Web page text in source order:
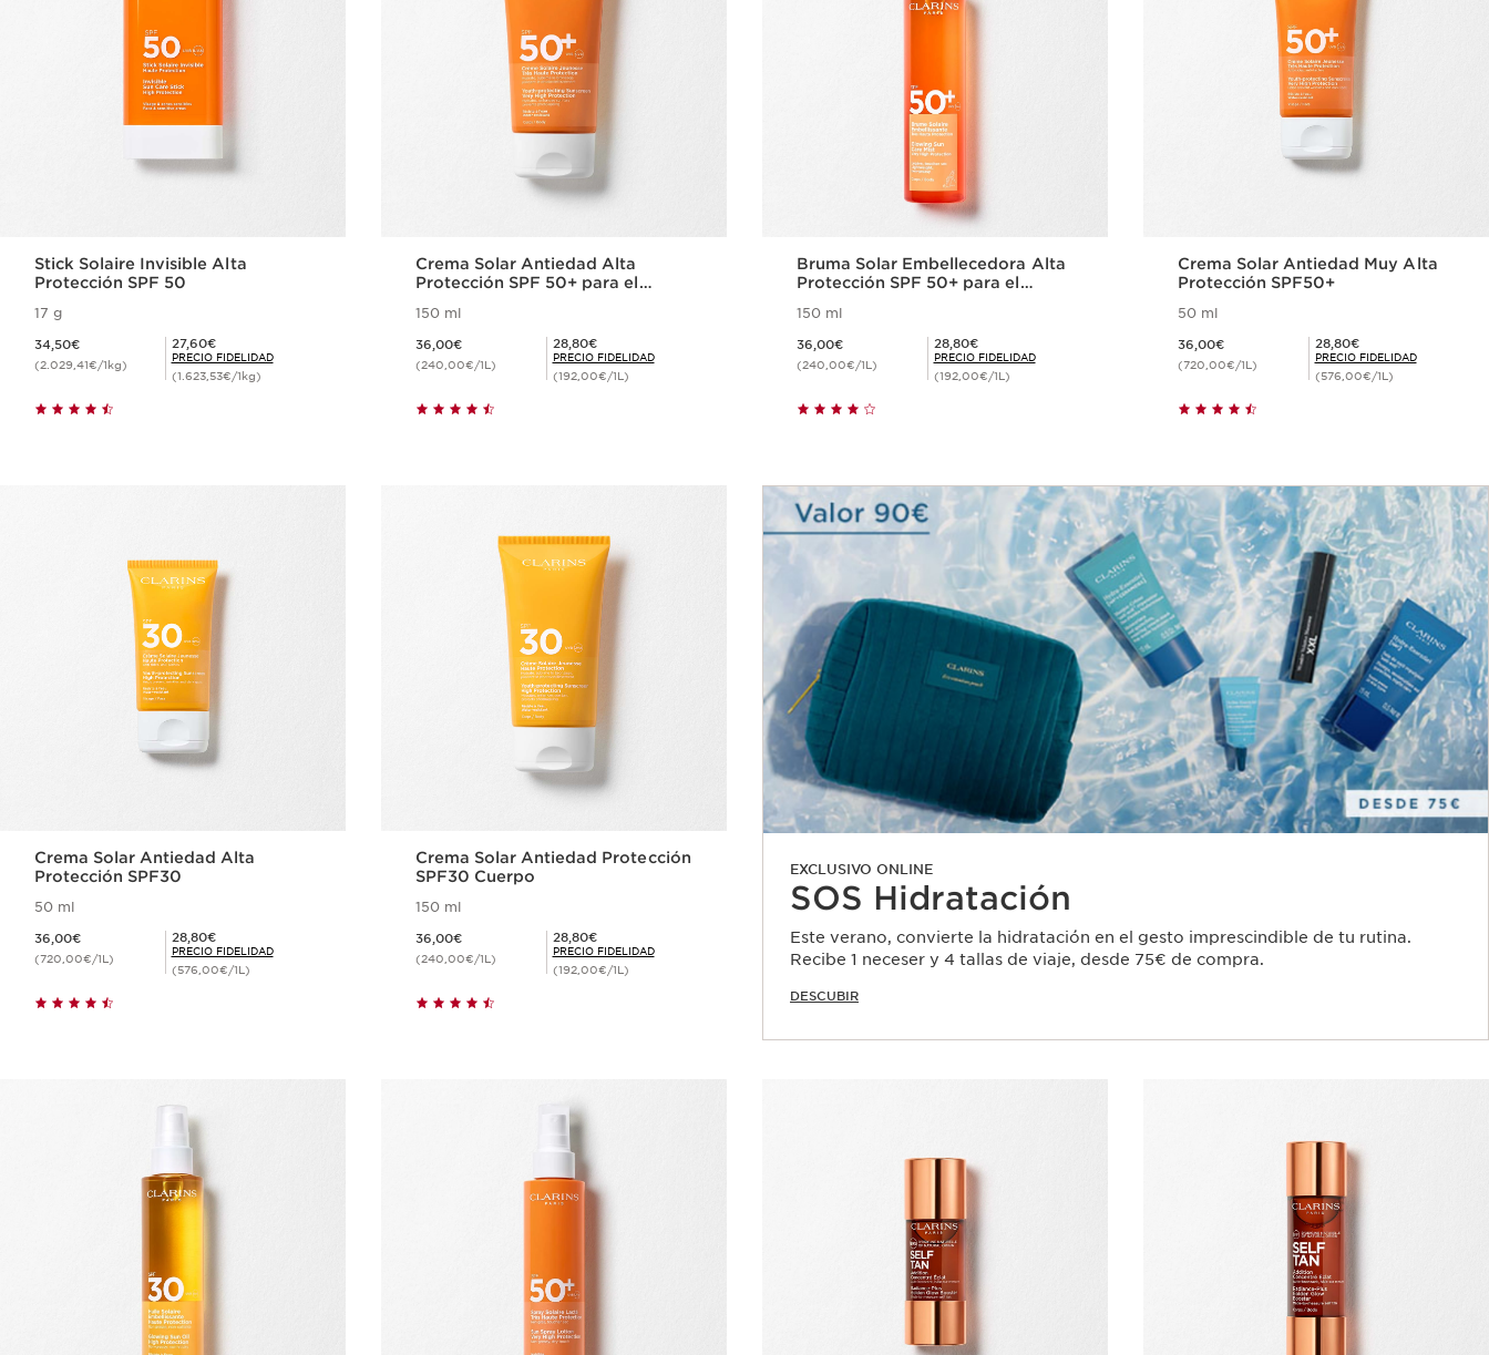
Stick Solaire Invisible Alta
Protección SPF 50
17 g
34,50€
(2.029,41€/1kg)
Precio Fidelidad 27,60€
27,60€
PRECIO FIDELIDAD
(1.623,53€/1kg)
Crema Solar Antiedad Alta
Protección SPF 50+ para el
150 ml
36,00€
(240,00€/1L)
Precio Fidelidad 28,80€
28,80€
PRECIO FIDELIDAD
(192,00€/1L)
Bruma Solar Embellecedora Alta
Protección SPF 50+ para el
150 ml
36,00€
(240,00€/1L)
Precio Fidelidad 28,80€
28,80€
PRECIO FIDELIDAD
(192,00€/1L)
Crema Solar Antiedad Muy Alta
Protección SPF50+
50 ml
36,00€
(720,00€/1L)
Precio Fidelidad 28,80€
28,80€
PRECIO FIDELIDAD
(576,00€/1L)
Crema Solar Antiedad Alta
Protección SPF30
50 ml
36,00€
(720,00€/1L)
Precio Fidelidad 28,80€
28,80€
PRECIO FIDELIDAD
(576,00€/1L)
Crema Solar Antiedad Protección
SPF30 Cuerpo
150 ml
36,00€
(240,00€/1L)
Precio Fidelidad 28,80€
28,80€
PRECIO FIDELIDAD
(192,00€/1L)
EXCLUSIVO ONLINE
SOS Hidratación
Este verano, convierte la hidratación en el gesto imprescindible de tu rutina.
Recibe 1 neceser y 4 tallas de viaje, desde 75€ de compra.
DESCUBIR